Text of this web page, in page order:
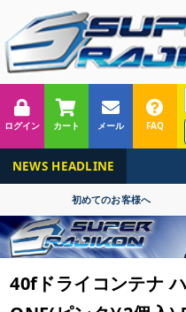
ログイン カート メール FAQ
NEWS HEADLINE
初めてのお客様へ
40fドライコンテナ